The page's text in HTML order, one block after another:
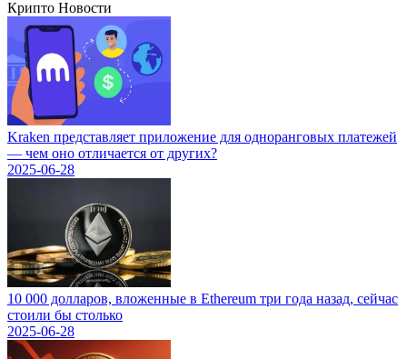
Крипто Новости
Kraken представляет приложение для одноранговых платежей
— чем оно отличается от других?
2025-06-28
10 000 долларов, вложенные в Ethereum три года назад, сейчас
стоили бы столько
2025-06-28